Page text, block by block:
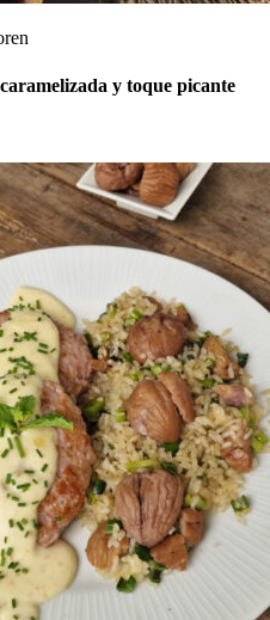
y toque picante